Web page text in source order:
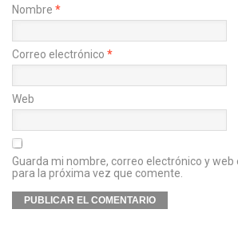
Nombre *
Correo electrónico *
Web
Guarda mi nombre, correo electrónico y
para la próxima vez que comente.